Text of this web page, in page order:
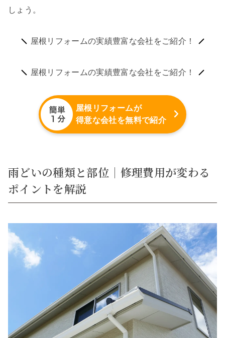
しょう。
屋根リフォームの実績豊富な会社をご紹介！
屋根リフォームの実績豊富な会社をご紹介！
屋根リフォームが
得意な会社を無料で紹介
雨どいの種類と部位｜修理費用が変わる
ポイントを解説